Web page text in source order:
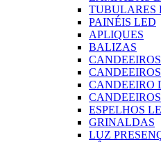
TUBULARES
PAINÉIS LED
APLIQUES
BALIZAS
CANDEEIRO
ESPELHOS
GRINALDAS
LUZ